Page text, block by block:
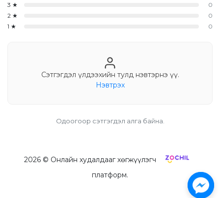
3 ★
0
2 ★
0
1 ★ 0
Сэтгэгдэл үлдээхийн тулд нэвтэрнэ үү.
Нэвтрэх
Одоогоор сэтгэгдэл алга байна.
2026© Онлайн худалдааг хөгжүүлэгч
платформ.